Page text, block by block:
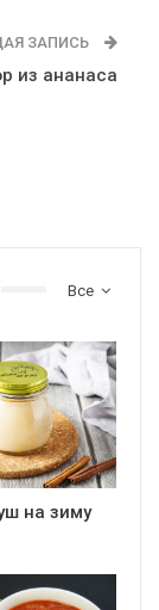
ЗАПИСЬ
из ананаса
Все
на зиму